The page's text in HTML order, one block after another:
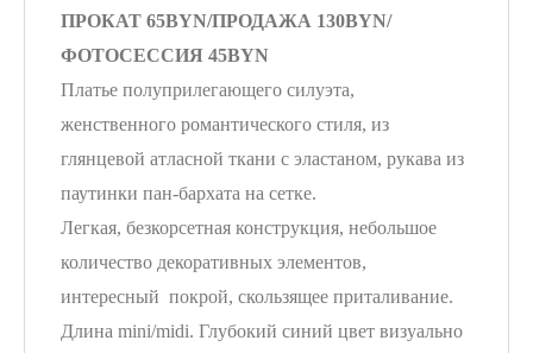
ПРОКАТ 65BYN/ПРОДАЖА 130BYN/
ФОТОСЕССИЯ 45BYN
Платье полуприлегающего силуэта,
женственного романтического стиля, из
глянцевой атласной ткани с эластаном, рукава из
паутинки пан-бархата на сетке.
Легкая, безкорсетная конструкция, небольшое
количество декоративных элементов,
интересный покрой, скользящее приталивание.
Длина mini/midi. Глубокий синий цвет визуально